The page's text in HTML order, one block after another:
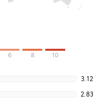
6 8 10
3.12
2.83